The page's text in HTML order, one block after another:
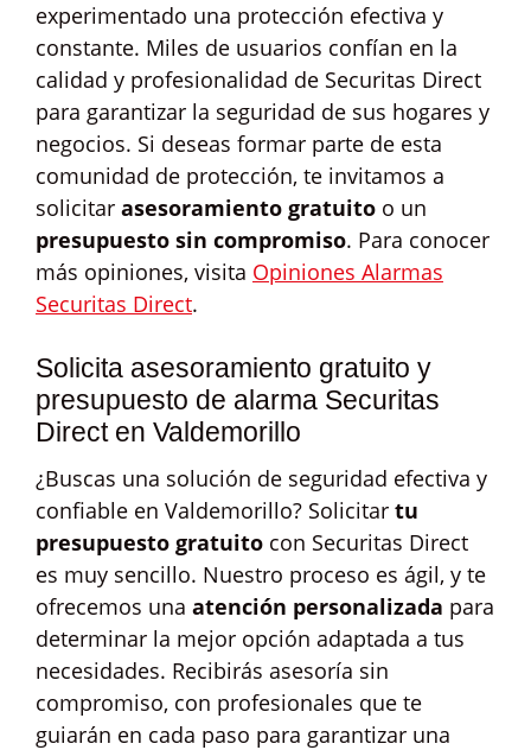
experimentado una protección efectiva y
constante. Miles de usuarios confían en la
calidad y profesionalidad de Securitas Direct
para garantizar la seguridad de sus hogares y
negocios. Si deseas formar parte de esta
comunidad de protección, te invitamos a
solicitar asesoramiento gratuito o un
presupuesto sin compromiso. Para conocer
más opiniones, visita Opiniones Alarmas
Securitas Direct.
Solicita asesoramiento gratuito y
presupuesto de alarma Securitas
Direct en Valdemorillo
¿Buscas una solución de seguridad efectiva y
confiable en Valdemorillo? Solicitar tu
presupuesto gratuito con Securitas Direct
es muy sencillo. Nuestro proceso es ágil, y te
ofrecemos una atención personalizada para
determinar la mejor opción adaptada a tus
necesidades. Recibirás asesoría sin
compromiso, con profesionales que te
guiarán en cada paso para garantizar una